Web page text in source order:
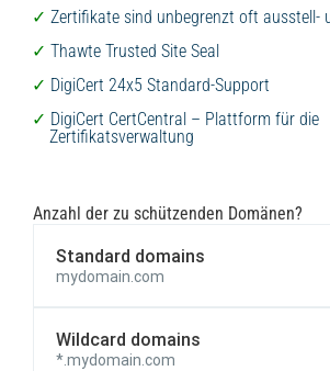
Zertifikate sind unbegrenzt oft ausstell-
Thawte Trusted Site Seal
DigiCert 24x5 Standard-Support
DigiCert CertCentral – Plattform für die
Zertifikatsverwaltung
Anzahl der zu schützenden Domänen?
Standard domains
mydomain.com
Wildcard domains
*.mydomain.com